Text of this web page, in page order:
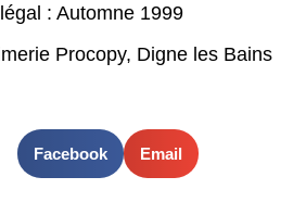
: Automne 1999
Procopy, Digne les Bains
Facebook Email